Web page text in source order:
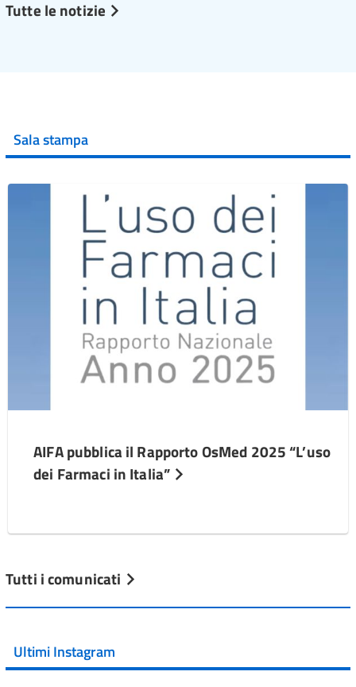
Tutte le notizie
Sala stampa
AIFA pubblica il Rapporto OsMed 2025 “L’uso
dei Farmaci in Italia”
Tutti i comunicati
Ultimi Instagram